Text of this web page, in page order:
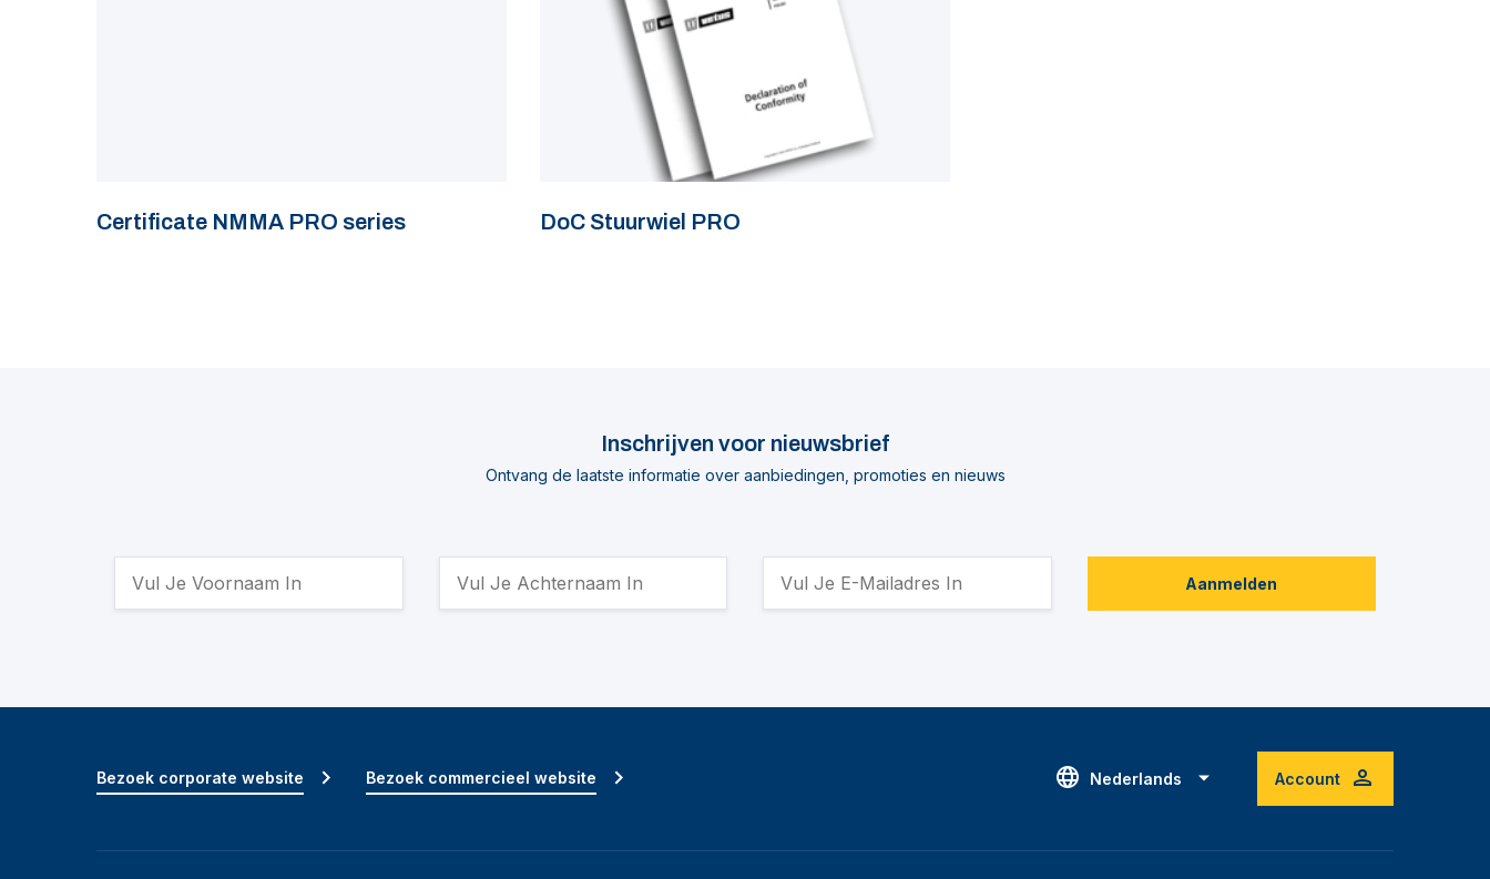
Certificate NMMA PRO series DoC Stuurwiel PRO
Inschrijven voor nieuwsbrief
Ontvang de laatste informatie over aanbiedingen, promoties en nieuws
Aanmelden
Nederlands Account
Bezoek corporate website Bezoek commercieel website